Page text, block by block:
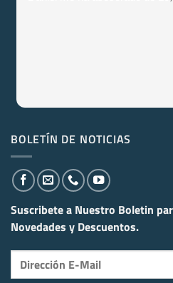
BOLETÍN DE NOTICIAS
Suscribete a Nuestro Boletin
Novedades y Descuentos.